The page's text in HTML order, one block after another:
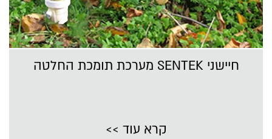
חיישני SENTEK מערכת תומכת החלטה
קרא עוד >>